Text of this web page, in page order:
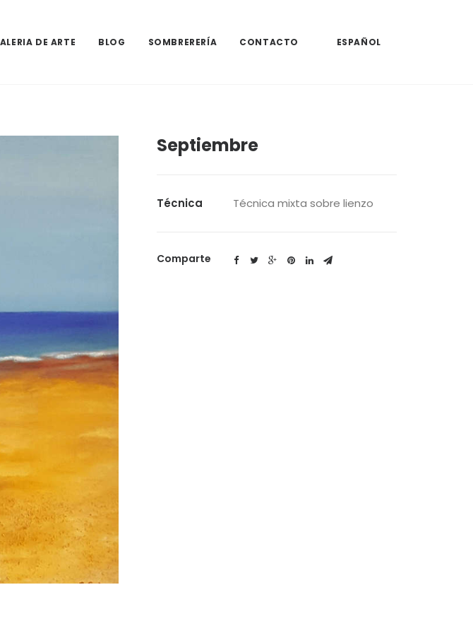
DE ARTE BLOG SOMBRERERÍA CONTACTO ESPAÑOL
Septiembre
Técnica Técnica mixta sobre lienzo
Comparte